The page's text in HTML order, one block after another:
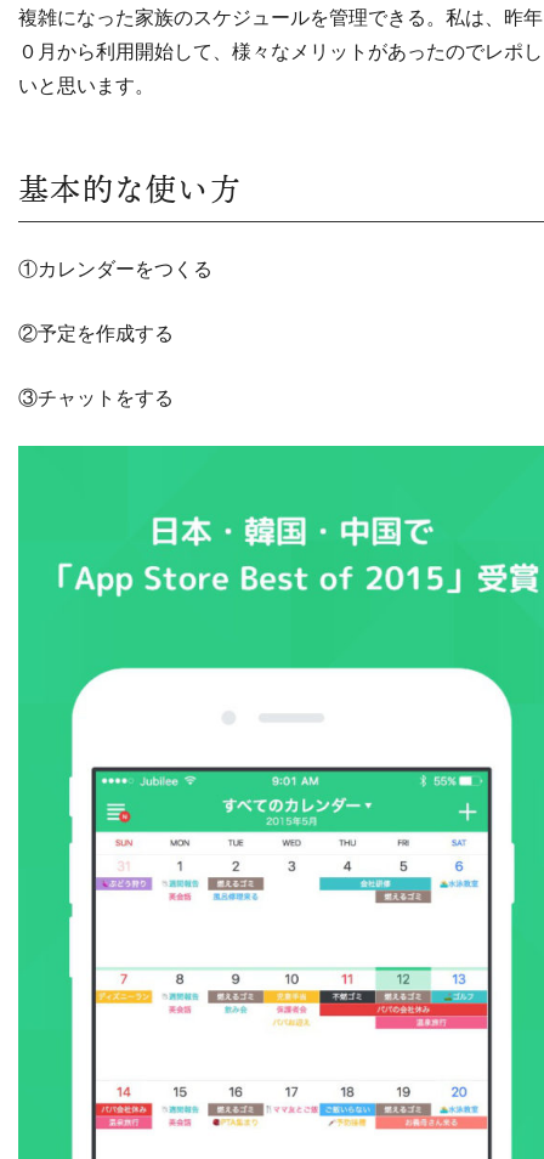
複雑になった家族のスケジュールを管理できる。私は、昨
０月から利用開始して、様々なメリットがあったのでレポ
いと思います。
基本的な使い方
①カレンダーをつくる
②予定を作成する
③チャットをする